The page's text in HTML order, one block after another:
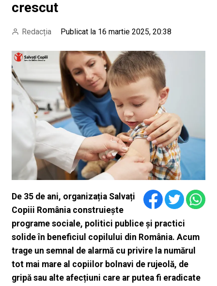
crescut
Redacția Publicat la 16 martie 2025, 20:38
De 35 de ani, organizația Salvați
Copiii România construiește
programe sociale, politici publice și practici
solide în beneficiul copilului din România. Acum
trage un semnal de alarmă cu privire la numărul
tot mai mare al copiilor bolnavi de rujeolă, de
gripă sau alte afecțiuni care ar putea fi eradicate